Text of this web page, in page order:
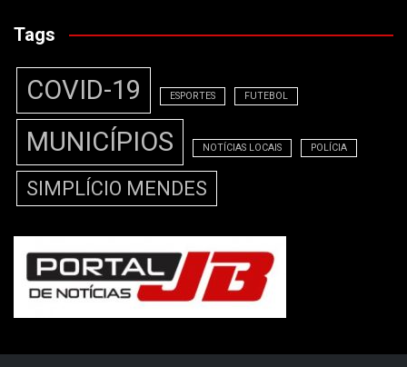
Tags
COVID-19 ESPORTES FUTEBOL
MUNICÍPIOS NOTÍCIAS LOCAIS POLÍCIA
SIMPLÍCIO MENDES